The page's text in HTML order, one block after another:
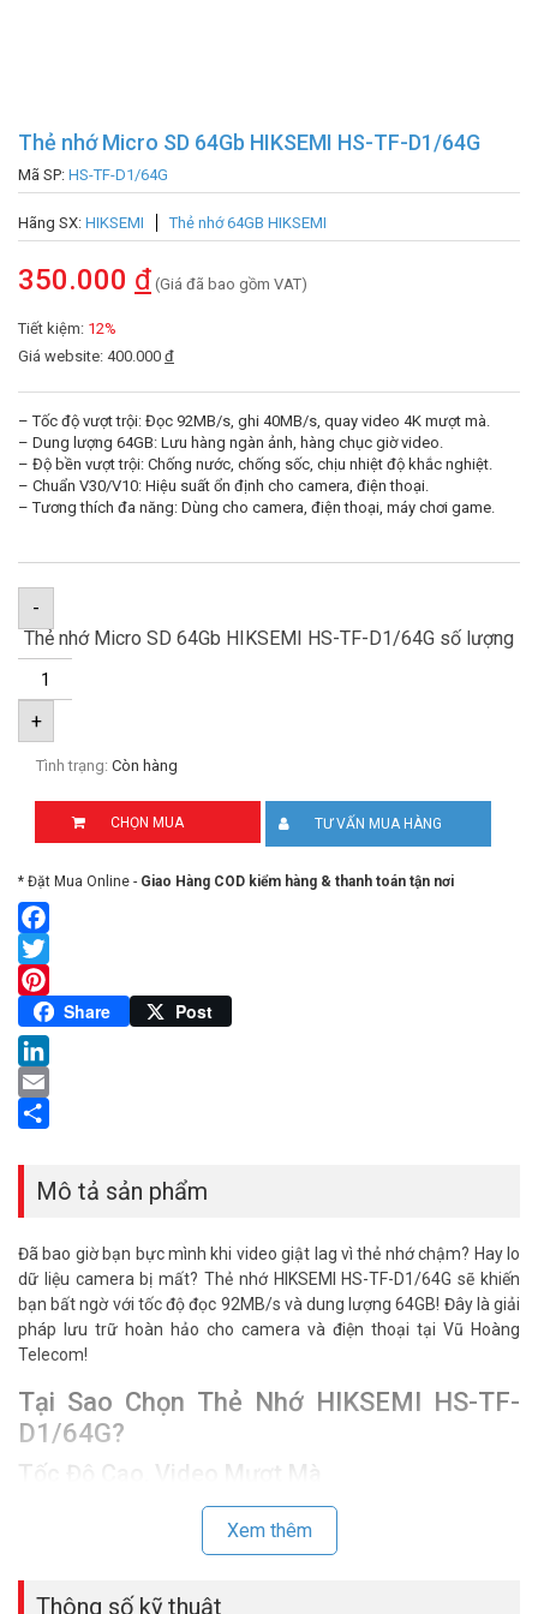
Thẻ nhớ Micro SD 64Gb HIKSEMI HS-TF-D1/64G
Mã SP: HS-TF-D1/64G
Hãng SX: HIKSEMI Thẻ nhớ 64GB HIKSEMI
350.000 đ (Giá đã bao gồm VAT)
Tiết kiệm: 12%
Giá website: 400.000 đ
– Tốc độ vượt trội: Đọc 92MB/s, ghi 40MB/s, quay video 4K mượt mà.
– Dung lượng 64GB: Lưu hàng ngàn ảnh, hàng chục giờ video.
– Độ bền vượt trội: Chống nước, chống sốc, chịu nhiệt độ khắc nghiệt.
– Chuẩn V30/V10: Hiệu suất ổn định cho camera, điện thoại.
– Tương thích đa năng: Dùng cho camera, điện thoại, máy chơi game.
-
Thẻ nhớ Micro SD 64Gb HIKSEMI HS-TF-D1/64G số lượng
+
Tình trạng: Còn hàng
CHỌN MUA TƯ VẤN MUA HÀNG
* Đặt Mua Online - Giao Hàng COD kiểm hàng & thanh toán tận nơi
Facebook
Twitter
Pinterest
Share Post
LinkedIn
Email
Mô tả sản phẩm
Đã bao giờ bạn bực mình khi video giật lag vì thẻ nhớ chậm? Hay lo
dữ liệu camera bị mất? Thẻ nhớ HIKSEMI HS-TF-D1/64G sẽ khiến
bạn bất ngờ với tốc độ đọc 92MB/s và dung lượng 64GB! Đây là giải
pháp lưu trữ hoàn hảo cho camera và điện thoại tại Vũ Hoàng
Telecom!
Tại Sao Chọn Thẻ Nhớ HIKSEMI HS-TF-
D1/64G?
Tốc Độ Cao, Video Mượt Mà
Thẻ nhớ HS-TF-D1/64G đạt chuẩn Class 10, UHS-I, với tốc độ đọc
92MB/s và ghi 40MB/s (V30). Quay video Full HD, 4K mượt mà,
không giật lag. Chuẩn V10 (25MB/s) đảm bảo hiệu suất ổn định. Lý
tưởng cho thẻ nhớ cho camera hoặc máy quay. Xem
phù hợp tại đây.
Xem thêm
Thông số kỹ thuật